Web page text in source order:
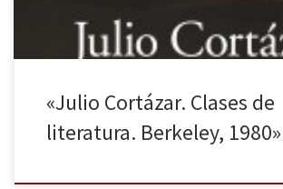
«Julio Cortázar. Clases de
literatura. Berkeley, 1980»